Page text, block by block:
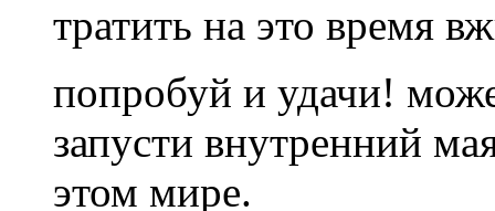
тратить на это время
попробуй и удачи!
запусти внутренний
этом мире.